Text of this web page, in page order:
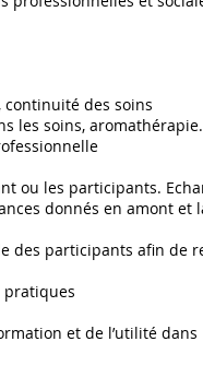
des soins
les soins,
ou les participants.
donnés en amont
des participants afin
pratiques
et de l’utilité